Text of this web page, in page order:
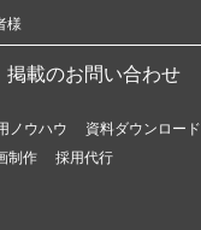
様
掲載のお問い合わせ
ノウハウ 資料ダウンロード
制作 採用代行